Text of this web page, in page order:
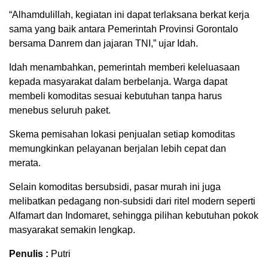
“Alhamdulillah, kegiatan ini dapat terlaksana berkat kerja
sama yang baik antara Pemerintah Provinsi Gorontalo
bersama Danrem dan jajaran TNI,” ujar Idah.
Idah menambahkan, pemerintah memberi keleluasaan
kepada masyarakat dalam berbelanja. Warga dapat
membeli komoditas sesuai kebutuhan tanpa harus
menebus seluruh paket.
Skema pemisahan lokasi penjualan setiap komoditas
memungkinkan pelayanan berjalan lebih cepat dan
merata.
Selain komoditas bersubsidi, pasar murah ini juga
melibatkan pedagang non-subsidi dari ritel modern seperti
Alfamart dan Indomaret, sehingga pilihan kebutuhan pokok
masyarakat semakin lengkap.
Penulis : Putri